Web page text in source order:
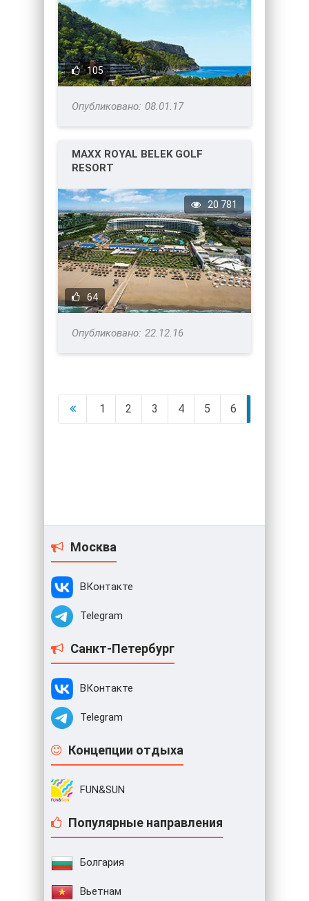
105
08.01.17
MAXX ROYAL BELEK GOLF
RESORT
64
20 781
22.12.16
1 2 3 4 5 6
Москва
ВКонтакте
Telegram
Санкт-Петербург
ВКонтакте
Telegram
Концепции отдыха
FUN&SUN
Популярные направления
Болгария
Вьетнам